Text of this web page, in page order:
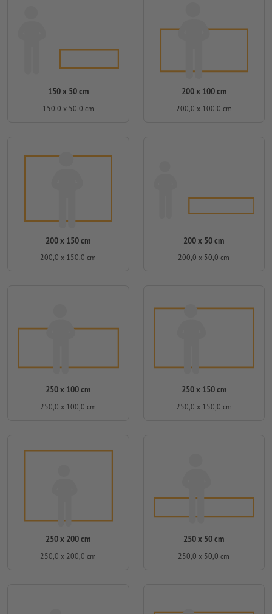
150 x 50 cm
150,0 x 50,0 cm
200 x 100 cm
200,0 x 100,0 cm
200 x 150 cm
200,0 x 150,0 cm
200 x 50 cm
200,0 x 50,0 cm
250 x 100 cm
250,0 x 100,0 cm
250 x 150 cm
250,0 x 150,0 cm
250 x 200 cm
250,0 x 200,0 cm
250 x 50 cm
250,0 x 50,0 cm